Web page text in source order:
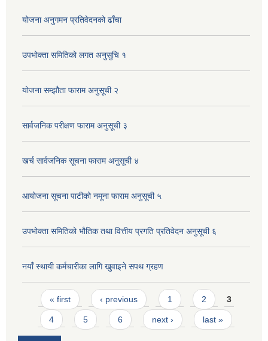
योजना अनुगमन प्रतिवेदनको ढाँचा
उपभोक्ता समितिको लगत अनुसुचि १
योजना सम्झौता फाराम अनुसूची २
सार्वजनिक परीक्षण फाराम अनुसूची ३
खर्च सार्वजनिक सूचना फाराम अनुसूची ४
आयोजना सूचना पाटीको नमूना फाराम अनुसूची ५
उपभोक्ता समितिको भौतिक तथा वित्तीय प्रगति प्रतिवेदन अनुसूची ६
नयाँ स्थायी कर्मचारीका लागि खुवाइने सपथ ग्रहण
Pages
« first ‹ previous 1 2 3
4 5 6 next › last »